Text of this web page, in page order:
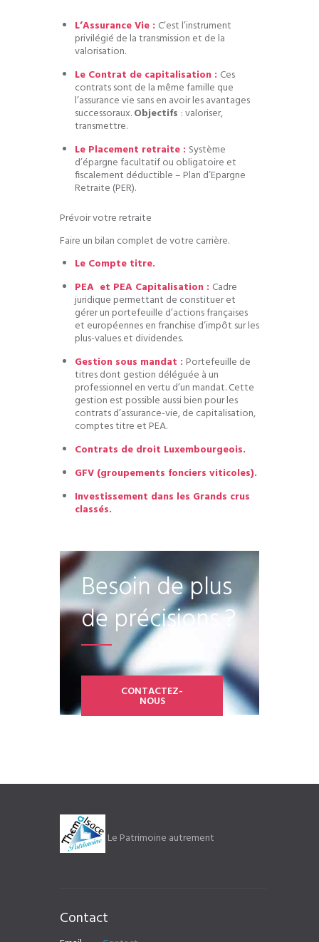
L’Assurance Vie : C’est l’instrument
privilégié de la transmission et de la
valorisation.
Le Contrat de capitalisation : Ces
contrats sont de la même famille que
l’assurance vie sans en avoir les avantages
successoraux.Objectifs : valoriser,
transmettre.
Le Placement retraite : Système
d’épargne facultatif ou obligatoire et
fiscalement déductible – Plan d’Epargne
Retraite (PER).
Prévoir votre retraite
Faire un bilan complet de votre carrière.
Le Compte titre.
PEA et PEA Capitalisation : Cadre
juridique permettant de constituer et
gérer un portefeuille d’actions françaises
et européennes en franchise d’impôt sur les
plus-values et dividendes.
Gestion sous mandat : Portefeuille de
titres dont gestion déléguée à un
professionnel en vertu d’un mandat. Cette
gestion est possible aussi bien pour les
contrats d’assurance-vie, de capitalisation,
comptes titre et PEA.
Contrats de droit Luxembourgeois.
GFV (groupements fonciers viticoles).
Investissement dans les Grands crus
classés.
Besoin de plus
de précisions ?
CONTACTEZ-
NOUS
Le Patrimoine autrement
Contact